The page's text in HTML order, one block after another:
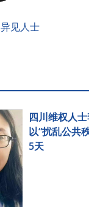
异见人士
四川维权人
以“扰乱公共
5天